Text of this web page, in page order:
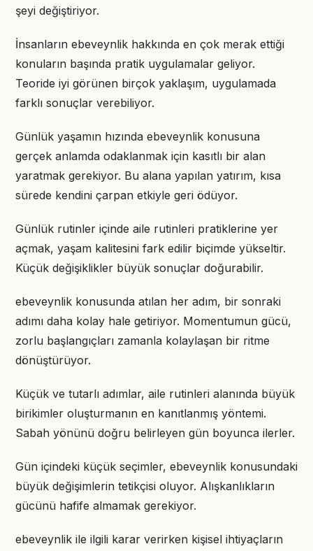
şeyi değiştiriyor.
İnsanların ebeveynlik hakkında en çok merak ettiği
konuların başında pratik uygulamalar geliyor.
Teoride iyi görünen birçok yaklaşım, uygulamada
farklı sonuçlar verebiliyor.
Günlük yaşamın hızında ebeveynlik konusuna
gerçek anlamda odaklanmak için kasıtlı bir alan
yaratmak gerekiyor. Bu alana yapılan yatırım, kısa
sürede kendini çarpan etkiyle geri ödüyor.
Günlük rutinler içinde aile rutinleri pratiklerine yer
açmak, yaşam kalitesini fark edilir biçimde yükseltir.
Küçük değişiklikler büyük sonuçlar doğurabilir.
ebeveynlik konusunda atılan her adım, bir sonraki
adımı daha kolay hale getiriyor. Momentumun gücü,
zorlu başlangıçları zamanla kolaylaşan bir ritme
dönüştürüyor.
Küçük ve tutarlı adımlar, aile rutinleri alanında büyük
birikimler oluşturmanın en kanıtlanmış yöntemi.
Sabah yönünü doğru belirleyen gün boyunca ilerler.
Gün içindeki küçük seçimler, ebeveynlik konusundaki
büyük değişimlerin tetikçisi oluyor. Alışkanlıkların
gücünü hafife almamak gerekiyor.
ebeveynlik ile ilgili karar verirken kişisel ihtiyaçların